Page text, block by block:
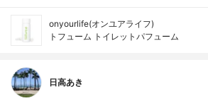
onyourlife(オンユアライフ)
トフューム トイレットパフューム
日高あき